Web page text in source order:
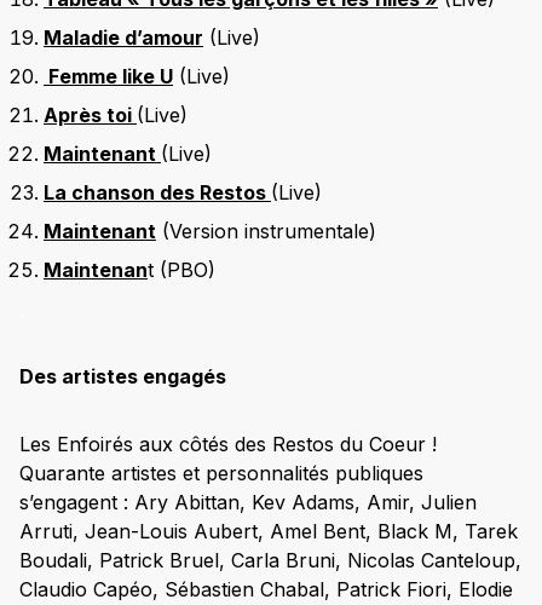
Maladie d’amour (Live)
Femme like U (Live)
Après toi (Live)
Maintenant (Live)
La chanson des Restos (Live)
Maintenant (Version instrumentale)
Maintenant (PBO)
Des artistes engagés
Les Enfoirés aux côtés des Restos du Coeur !
Quarante artistes et personnalités publiques
s’engagent : Ary Abittan, Kev Adams, Amir, Julien
Arruti, Jean-Louis Aubert, Amel Bent, Black M, Tarek
Boudali, Patrick Bruel, Carla Bruni, Nicolas Canteloup,
Claudio Capéo, Sébastien Chabal, Patrick Fiori, Elodie